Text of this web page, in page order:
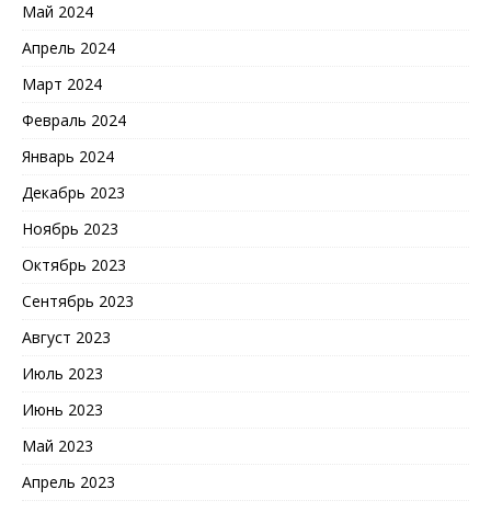
Май 2024
Апрель 2024
Март 2024
Февраль 2024
Январь 2024
Декабрь 2023
Ноябрь 2023
Октябрь 2023
Сентябрь 2023
Август 2023
Июль 2023
Июнь 2023
Май 2023
Апрель 2023